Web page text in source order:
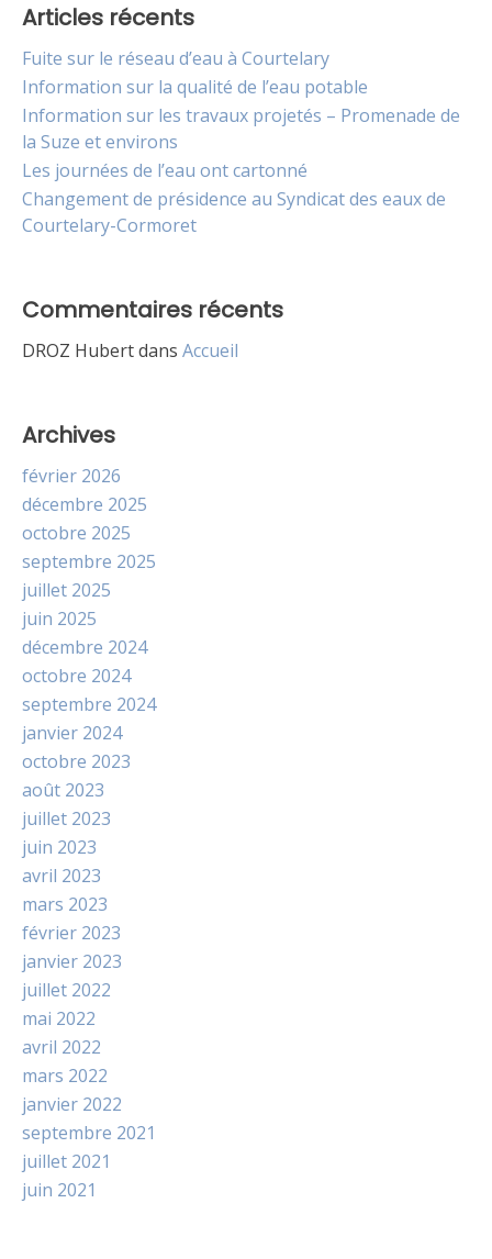
Articles récents
Fuite sur le réseau d’eau à Courtelary
Information sur la qualité de l’eau potable
Information sur les travaux projetés – Promenade de
la Suze et environs
Les journées de l’eau ont cartonné
Changement de présidence au Syndicat des eaux de
Courtelary-Cormoret
Commentaires récents
DROZ Hubertdans Accueil
Archives
février 2026
décembre 2025
octobre 2025
septembre 2025
juillet 2025
juin 2025
décembre 2024
octobre 2024
septembre 2024
janvier 2024
octobre 2023
août 2023
juillet 2023
juin 2023
avril 2023
mars 2023
février 2023
janvier 2023
juillet 2022
mai 2022
avril 2022
mars 2022
janvier 2022
septembre 2021
juillet 2021
juin 2021